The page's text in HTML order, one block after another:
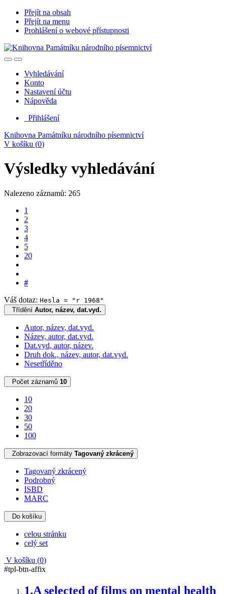
Přejít na obsah
Přejít na menu
Prohlášení o webové přístupnosti
Vyhledávání
Konto
Nastavení účtu
Nápověda
Přihlášení
Knihovna Památníku národního písemnictví
V košíku (0)
Výsledky vyhledávání
Nalezeno záznamů: 265
1
2
3
4
5
20
#
Váš dotaz: Hesla = "r 1968"
Třídění Autor, název, dat.vyd.
Autor, název, dat.vyd.
Název, autor, dat.vyd.
Dat.vyd, autor, název.
Druh dok., název, autor, dat.vyd.
Nesetříděno
Počet záznamů 10
10
20
30
50
100
Zobrazovací formáty Tagovaný zkrácený
Tagovaný zkrácený
Podrobný
ISBD
MARC
Do košíku
celou stránku
celý set
V košíku (0)
#tpl-btn-affix
1.A selected of films on mental health